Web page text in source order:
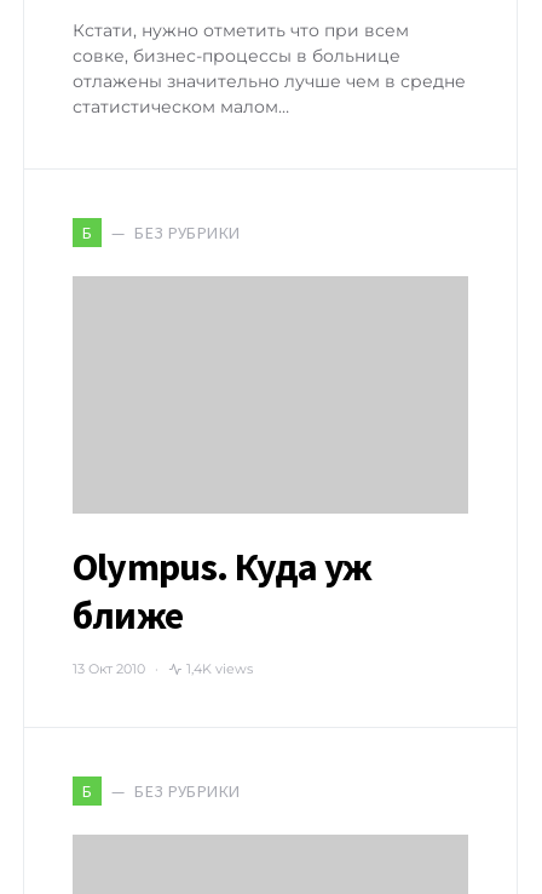
Кстати, нужно отметить что при всем
совке, бизнес-процессы в больнице
отлажены значительно лучше чем в средне
статистическом малом…
Б БЕЗ РУБРИКИ
Olympus. Куда уж
ближе
13 Окт 2010 1,4K views
Б БЕЗ РУБРИКИ